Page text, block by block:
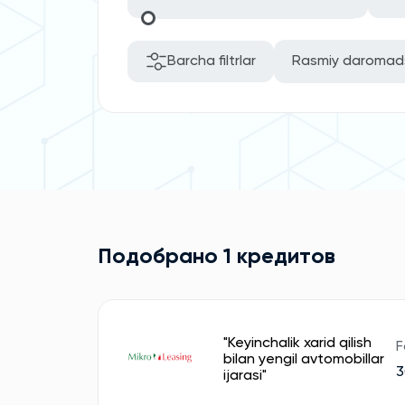
Barcha filtrlar Rasmiy
Подобрано 1 кредитов
"Keyinchalik xarid qilish
bilan yengil avtomobillar
ijarasi"